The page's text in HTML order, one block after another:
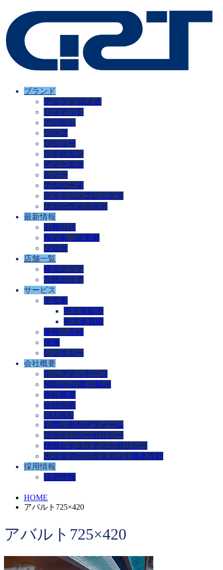
ブランド
アルファ ロメオ
フィアット
アバルト
ジープ
プジョー
シトロエン
ディーエス
ルノー
アルピーヌ
グイドシンプレックス
ブルーウォーター
最新情報
お知らせ
展示車・試乗車
ブログ
店舗一覧
横浜エリア
九州エリア
サービス
中古車
中古車販売
中古車買取
車検・点検
保険
レンタカー
会社概要
トップメッセージ
SDGsへの取り組み
会社概要
会社沿革
CLUB G
お問い合わせフォーム
プライバシーポリシー
情報セキュリティーポリシー
カスタマーハラスメント基本方針
採用情報
採用情報
HOME
アバルト725×420
アバルト725×420